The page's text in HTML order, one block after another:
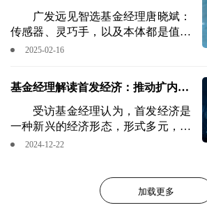
从技术突破向产业化加速迈进，拥有
巨量级别发展空间
广发远见智选基金经理唐晓斌：
传感器、灵巧手，以及本体都是值得
重点研究的方向。
2025-02-16
基金经理解读首发经济：推动扩内需
及产业升级，长期投资价值逐渐显现
受访基金经理认为，首发经济是
一种新兴的经济形态，形式多元，覆
盖链条广泛，在未来经济发展中有望
们认为，相关个股短期涨幅较大，需
要注意泡沫风险。但从中长期产业来
2024-12-22
加载更多